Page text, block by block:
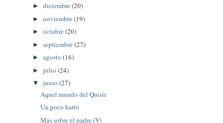
► diciembre(20)
► noviembre(19)
► octubre(20)
► septiembre(27)
► agosto (16)
► julio (24)
▼ junio (27)
Aquel mundo del Quisir
Un poco harto
Más sobre el padre (V)